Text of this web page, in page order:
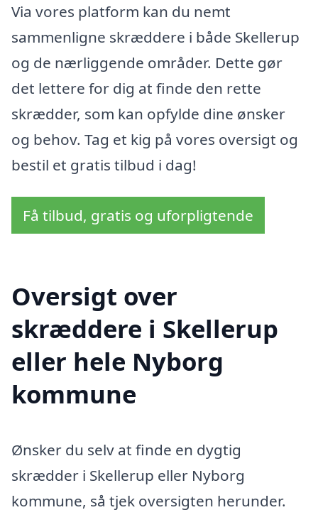
Via vores platform kan du nemt
sammenligne skræddere i både Skellerup
og de nærliggende områder. Dette gør
det lettere for dig at finde den rette
skrædder, som kan opfylde dine ønsker
og behov. Tag et kig på vores oversigt og
bestil et gratis tilbud i dag!
Få tilbud, gratis og uforpligtende
Oversigt over
skræddere i Skellerup
eller hele Nyborg
kommune
Ønsker du selv at finde en dygtig
skrædder i Skellerup eller Nyborg
kommune, så tjek oversigten herunder.